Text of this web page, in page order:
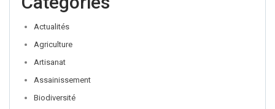
Actualités
Agriculture
Artisanat
Assainissement
Biodiversité